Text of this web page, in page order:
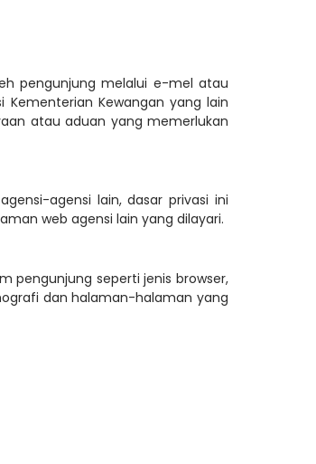
pengunjung melalui e-mel atau
Kewangan yang lain
atau aduan yang memerlukan
agensi lain, dasar privasi ini
web agensi lain yang dilayari.
pengunjung seperti jenis browser,
dan halaman-halaman yang